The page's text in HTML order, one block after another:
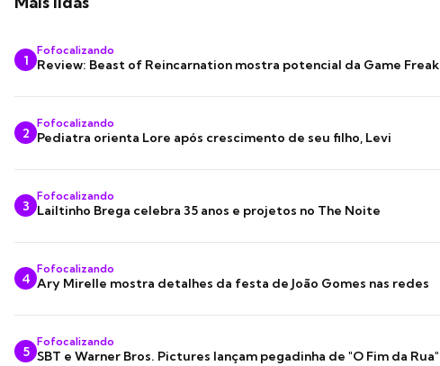
1
Fofocalizando
Review: Beast of Reincarnation mostra potencial da Game Freak
2
Fofocalizando
Pediatra orienta Lore após crescimento de seu filho, Levi
3
Fofocalizando
Lailtinho Brega celebra 35 anos e projetos no The Noite
4
Fofocalizando
Ary Mirelle mostra detalhes da festa de João Gomes nas redes
5
Fofocalizando
SBT e Warner Bros. Pictures lançam pegadinha de "O Fim da Rua"